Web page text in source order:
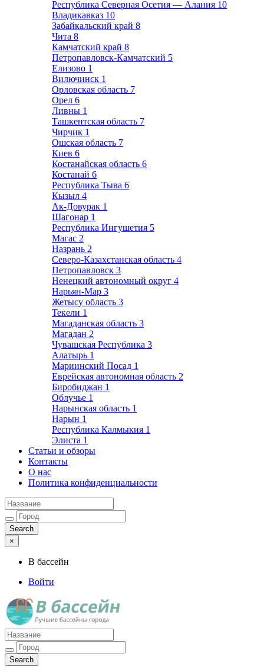
Республика Северная Осетия — Алания 10
Владикавказ 10
Забайкальский край 8
Чита 8
Камчатский край 8
Петропавловск-Камчатский 5
Елизово 1
Вилючинск 1
Орловская область 7
Орел 6
Ливны 1
Ташкентская область 7
Чирчик 1
Ошская область 7
Киев 6
Костанайская область 6
Костанай 6
Республика Тыва 6
Кызыл 4
Ак-Довурак 1
Шагонар 1
Республика Ингушетия 5
Магас 2
Назрань 2
Северо-Казахстанская область 4
Петропавловск 3
Ненецкий автономный округ 4
Нарьян-Мар 3
Жетысу область 3
Текели 1
Магаданская область 3
Магадан 2
Чувашская Республика 3
Алатырь 1
Мариинский Посад 1
Еврейская автономная область 2
Биробиджан 1
Облучье 1
Нарынская область 1
Нарын 1
Республика Калмыкия 1
Элиста 1
Статьи и обзоры
Контакты
О нас
Политика конфиденциальности
×
В бассейн
Войти
Лучшие бассейны города